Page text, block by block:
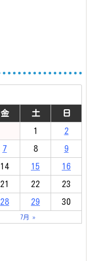
金 土 日
1 2
7 8 9
14 15 16
21 22 23
28 29 30
7月 »